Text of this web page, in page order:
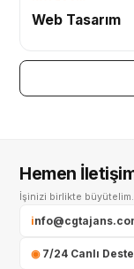
Web Tasarım
Hemen
İşinizi birlikte büyütelim.
◉ 7/24 Canlı